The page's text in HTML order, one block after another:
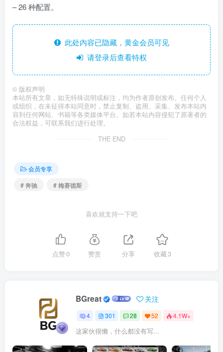
– 26 种配置。
此处内容已隐藏，黄金会员可见
请登录后查看特权
© 版权声明
本站所有文章，如无特殊说明或标注，均为作者原创发布。任何个人
或组织，在未征得本站同意时，禁止复制、盗用、采集、发布本站内
容到任何网站、书籍等各类媒体平台。如若本站内容侵犯了原著者的
合法权益，可联系我们进行处理。
THE END
会员专享
# 奔驰
# 梅赛德斯
喜欢就支持一下吧
点赞0 赞赏 分享 收藏3
BGreat 关注
4 301 28 52 4.1W+
这家伙很懒，什么都没有写...